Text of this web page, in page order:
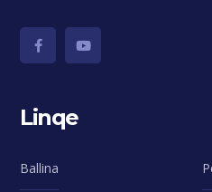
Linqe
Ballina